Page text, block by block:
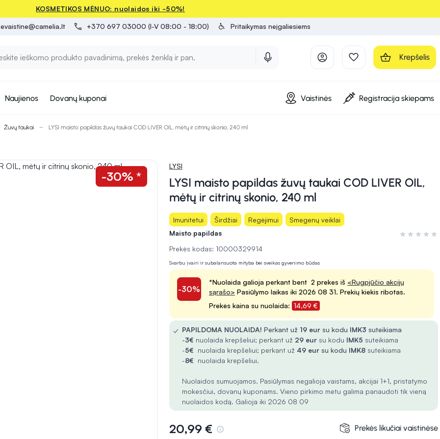
KOSMETIKOS MĖNUO: nuolaidos iki -50%!
evaistine@camelia.lt +370 697 03000 (I-V 08:00 - 18:00) Pritaikymas neįgaliesiems
Krepšelis
Naujienos Dovanų kuponai Vaistinės Registracija skiepams
Žuvų taukai LYSI maisto papildas žuvų taukai COD LIVER OIL, mėtų ir citrinų skonio, 240 ml
-30% *
LYSI
LYSI maisto papildas žuvų taukai COD LIVER OIL,
mėtų ir citrinų skonio, 240 ml
Imunitetui Širdžiai Regėjimui
Smegenų veiklai
Maisto papildas
Įvertinimas
Prekės kodas: 10000329914
Svarbu įvairi ir subalansuota mityba bei sveikas gyvenimo būdas
-30%
*Nuolaida galioja perkant bent 2 prekes iš <Rugpjūčio akcijų
sąrašo> Pasiūlymo laikas iki 2026 08 31. Prekių kiekis ribotas.
Prekės kaina su nuolaida: 14,69 €
✓ PAPILDOMA NUOLAIDA! Perkant už 19 eur su kodu IMK3 suteikiama
-3€ nuolaida krepšeliui; perkant už 29 eur su kodu IMK5 suteikiama
-5€ nuolaida krepšeliui; perkant už 49 eur su kodu IMK8 suteikiama
-8€ nuolaida krepšeliui.
Nuolaidos sumuojamos. Pasiūlymas negalioja vaistams, akcijai 1+1, pristatymo
mokesčiui, dovanų kuponams. Vieno pirkimo metu galima panaudoti tik vieną
nuolaidos kodą. Galioja iki 2026 08 09
20,99 € Prekės likučiai vaistinėse